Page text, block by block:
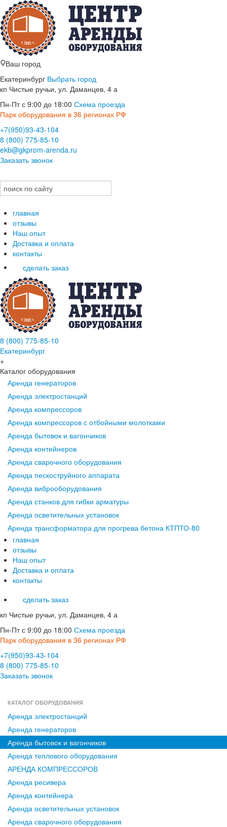
Ваш город
Екатеринбург Выбрать город
кп Чистые ручьи, ул. Даманцев, 4 а
Пн-Пт с 9:00 до 18:00 Схема проезда
Парк оборудования в 36 регионах РФ
+7(950)93-43-104
8 (800) 775-85-10
ekb@gkprom-arenda.ru
Заказать звонок
главная
отзывы
Наш опыт
Доставка и оплата
контакты
сделать заказ
8 (800) 775-85-10
Екатеринбург
+
Каталог оборудования
Аренда генераторов
Аренда электростанций
Аренда компрессоров
Аренда компрессоров с отбойными молотками
Аренда бытовок и вагончиков
Аренда контейнеров
Аренда сварочного оборудования
Аренда пескоструйного аппарата
Аренда виброоборудования
Аренда станков для гибки арматуры
Аренда осветительных установок
Аренда трансформатора для прогрева бетона КТПТО-80
главная
отзывы
Наш опыт
Доставка и оплата
контакты
сделать заказ
кп Чистые ручьи, ул. Даманцев, 4 а
Пн-Пт с 9:00 до 18:00 Схема проезда
Парк оборудования в 36 регионах РФ
+7(950)93-43-104
8 (800) 775-85-10
Заказать звонок
КАТАЛОГ ОБОРУДОВАНИЯ
Аренда электростанций
Аренда генераторов
Аренда бытовок и вагончиков
Аренда теплового оборудования
АРЕНДА КОМПРЕССОРОВ
Аренда ресивера
Аренда контейнера
Аренда осветительных установок
Аренда сварочного оборудования